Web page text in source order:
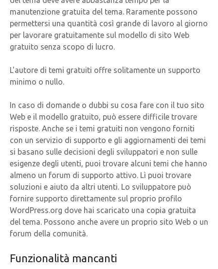
manutenzione gratuita del tema. Raramente possono
permettersi una quantità così grande di lavoro al giorno
per lavorare gratuitamente sul modello di sito Web
gratuito senza scopo di lucro.
L'autore di temi gratuiti offre solitamente un supporto
minimo o nullo.
In caso di domande o dubbi su cosa fare con il tuo sito
Web e il modello gratuito, può essere difficile trovare
risposte. Anche se i temi gratuiti non vengono forniti
con un servizio di supporto e gli aggiornamenti dei temi
si basano sulle decisioni degli sviluppatori e non sulle
esigenze degli utenti, puoi trovare alcuni temi che hanno
almeno un forum di supporto attivo. Lì puoi trovare
soluzioni e aiuto da altri utenti. Lo sviluppatore può
fornire supporto direttamente sul proprio profilo
WordPress.org dove hai scaricato una copia gratuita
del tema. Possono anche avere un proprio sito Web o un
forum della comunità.
Funzionalità mancanti